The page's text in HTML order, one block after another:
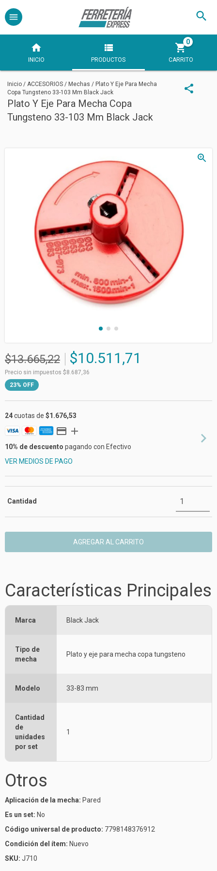
INICIO PRODUCTOS CARRITO
0
Inicio / ACCESORIOS / Mechas / Plato Y Eje Para Mecha
Copa Tungsteno 33-103 Mm Black Jack
Plato Y Eje Para Mecha Copa
Tungsteno 33-103 Mm Black Jack
$13.665,22 $10.511,71
Precio sin impuestos $8.687,36
23% OFF
24cuotas de $1.676,53
10% de descuento pagando con Efectivo
VER MEDIOS DE PAGO
Cantidad
Características Principales
Marca Black Jack
Tipo de
mecha
Plato y eje para mecha copa tungsteno
Modelo 33-83 mm
Cantidad
de
unidades
por set
1
Otros
Aplicación de la mecha: Pared
Es un set: No
Código universal de producto: 7798148376912
Condición del ítem: Nuevo
SKU: J710